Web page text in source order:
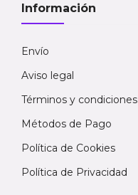
Información
Envío
Aviso legal
Términos y condiciones
Métodos de Pago
Política de Cookies
Política de Privacidad